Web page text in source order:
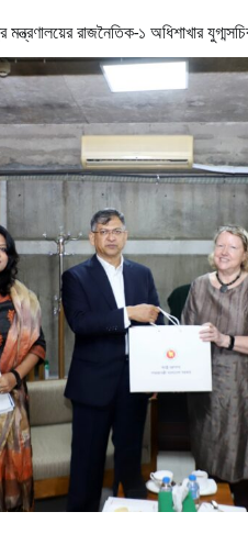
মন্ত্রণালয়ের রাজনৈতিক-১ অধিশাখার